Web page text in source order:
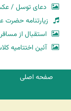
دعای توسل /
زیارتنامه حضرت
استقبال از
آئین اختتامیه
صفحه اصلی